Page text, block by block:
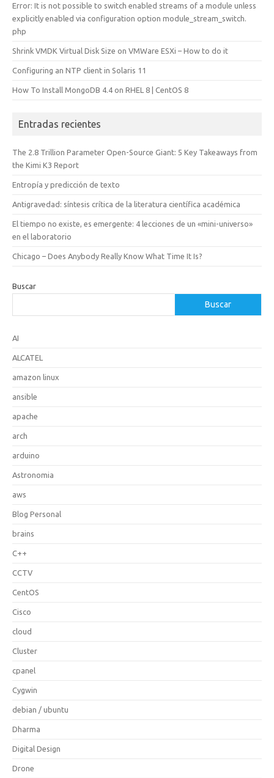
Error: It is not possible to switch enabled streams of a module unless
explicitly enabled via configuration option module_stream_switch.
php
Shrink VMDK Virtual Disk Size on VMWare ESXi – How to do it
Configuring an NTP client in Solaris 11
How To Install MongoDB 4.4 on RHEL 8 | CentOS 8
Entradas recientes
The 2.8 Trillion Parameter Open-Source Giant: 5 Key Takeaways from
the Kimi K3 Report
Entropía y predicción de texto
Antigravedad: síntesis crítica de la literatura científica académica
El tiempo no existe, es emergente: 4 lecciones de un «mini-universo»
en el laboratorio
Chicago – Does Anybody Really Know What Time It Is?
Buscar
Buscar
AI
ALCATEL
amazon linux
ansible
apache
arch
arduino
Astronomia
aws
Blog Personal
brains
C++
CCTV
CentOS
Cisco
cloud
Cluster
cpanel
Cygwin
debian / ubuntu
Dharma
Digital Design
Drone